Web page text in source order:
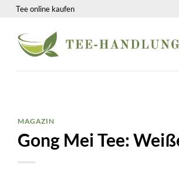
Zum
springen
Tee online kaufen
MAGAZIN
Gong Mei Tee: